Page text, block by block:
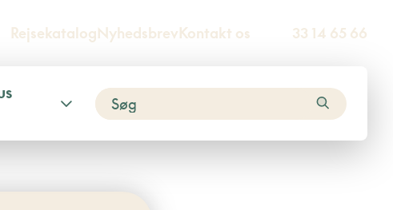
RejsekatalogNyhedsbrevKontakt os 33 14 65 66